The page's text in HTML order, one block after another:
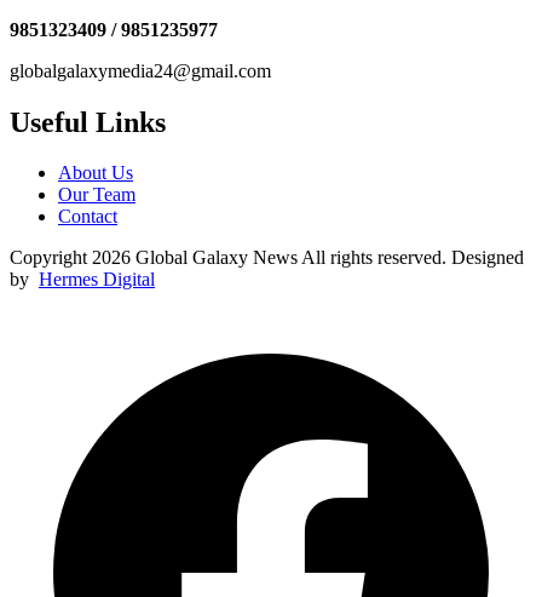
9851323409 / 9851235977
globalgalaxymedia24@gmail.com
Useful Links
About Us
Our Team
Contact
Copyright 2026 Global Galaxy News All rights reserved. Designed
by Hermes Digital